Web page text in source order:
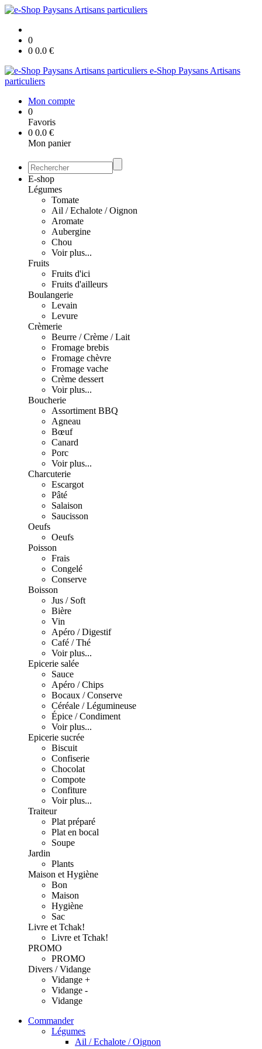
0
0 0.0 €
e-Shop Paysans Artisans
particuliers
Mon compte
0
Favoris
0 0.0 €
Mon panier
E-shop
Légumes
Tomate
Ail / Echalote / Oignon
Aromate
Aubergine
Chou
Voir plus...
Fruits
Fruits d'ici
Fruits d'ailleurs
Boulangerie
Levain
Levure
Crèmerie
Beurre / Crème / Lait
Fromage brebis
Fromage chèvre
Fromage vache
Crème dessert
Voir plus...
Boucherie
Assortiment BBQ
Agneau
Bœuf
Canard
Porc
Voir plus...
Charcuterie
Escargot
Pâté
Salaison
Saucisson
Oeufs
Oeufs
Poisson
Frais
Congelé
Conserve
Boisson
Jus / Soft
Bière
Vin
Apéro / Digestif
Café / Thé
Voir plus...
Epicerie salée
Sauce
Apéro / Chips
Bocaux / Conserve
Céréale / Légumineuse
Épice / Condiment
Voir plus...
Epicerie sucrée
Biscuit
Confiserie
Chocolat
Compote
Confiture
Voir plus...
Traiteur
Plat préparé
Plat en bocal
Soupe
Jardin
Plants
Maison et Hygiène
Bon
Maison
Hygiène
Sac
Livre et Tchak!
Livre et Tchak!
PROMO
PROMO
Divers / Vidange
Vidange +
Vidange -
Vidange
Commander
Légumes
Ail / Echalote / Oignon